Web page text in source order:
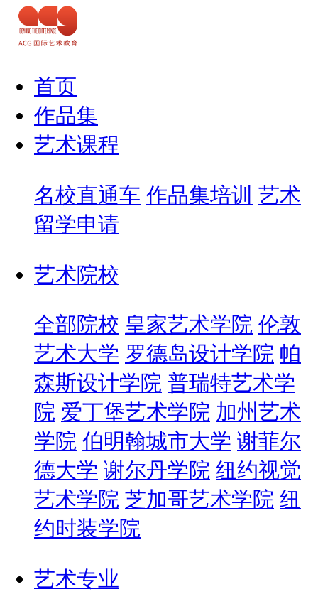
首页
作品集
艺术课程
名校直通车 作品集培训 艺术
留学申请
艺术院校
全部院校 皇家艺术学院 伦敦
艺术大学 罗德岛设计学院 帕
森斯设计学院 普瑞特艺术学
院 爱丁堡艺术学院 加州艺术
学院 伯明翰城市大学 谢菲尔
德大学 谢尔丹学院 纽约视觉
艺术学院 芝加哥艺术学院 纽
约时装学院
艺术专业